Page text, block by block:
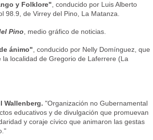
y Folklore" , conducido por Luis Alberto
98.9, de Virrey del Pino, La Matanza.
Pino , medio gráfico de noticias.
ánimo" , conducido por Nelly Domínguez, que
localidad de Gregorio de Laferrere (La
Wallenberg. "Organización no Gubernamental
educativos y de divulgación que promuevan
y coraje cívico que animaron las gestas